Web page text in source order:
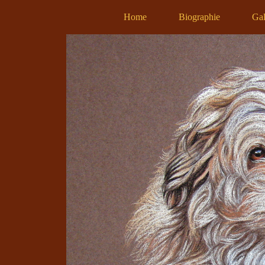
Home Biographie